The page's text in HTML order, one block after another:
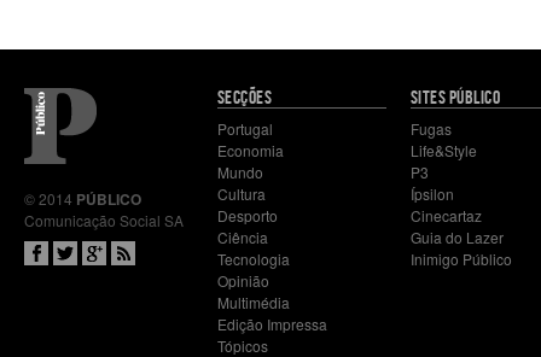
© 2014 PÚBLICO
Comunicação Social SA
Mapa
do
site
SECÇÕES
Portugal
Economia
Mundo
Cultura
Desporto
Ciência
Tecnologia
Opinião
Multimédia
Edição Impressa
Tópicos
SITES PÚBLICO
Fugas
Life&Style
P3
Ípsilon
Cinecartaz
Guia do Lazer
Inimigo Público